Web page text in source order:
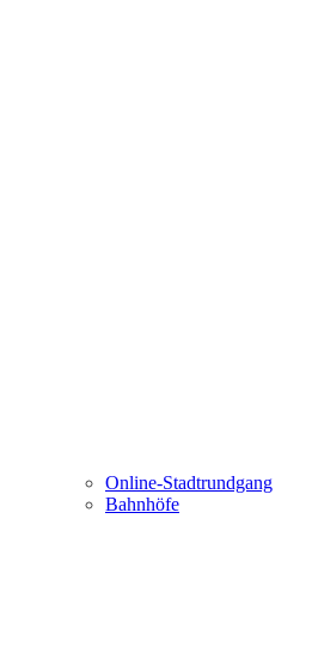
Online-Stadtrundgang
Bahnhöfe